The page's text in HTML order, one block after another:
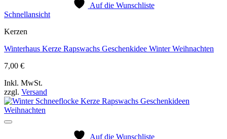
Auf die Wunschliste
Schnellansicht
Kerzen
Winterhaus Kerze Rapswachs Geschenkidee Winter Weihnachten
7,00 €
Inkl. MwSt.
zzgl. Versand
Auf die Wunschliste